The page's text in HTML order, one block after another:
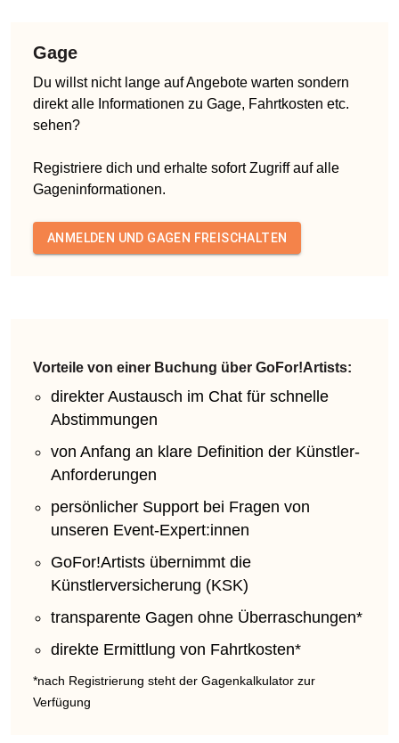
Gage
Du willst nicht lange auf Angebote warten sondern
direkt alle Informationen zu Gage, Fahrtkosten etc.
sehen?
Registriere dich und erhalte sofort Zugriff auf alle
Gageninformationen.
ANMELDEN UND GAGEN FREISCHALTEN
Vorteile von einer Buchung über GoFor!Artists:
direkter Austausch im Chat für schnelle
Abstimmungen
von Anfang an klare Definition der Künstler-
Anforderungen
persönlicher Support bei Fragen von
unseren Event-Expert:innen
GoFor!Artists übernimmt die
Künstlerversicherung (KSK)
transparente Gagen ohne Überraschungen*
direkte Ermittlung von Fahrtkosten*
*nach Registrierung steht der Gagenkalkulator zur
Verfügung